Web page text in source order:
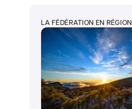
LA FÉDÉRATION EN RÉGION